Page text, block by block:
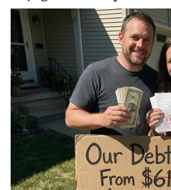
Tin nóng
Tư vấn luật